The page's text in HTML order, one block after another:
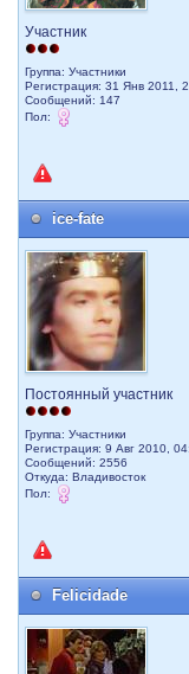
Участник
Группа: Участники
Регистрация: 31 Янв 2011,
Сообщений: 147
Пол:
ice-fate
Постоянный участник
Группа: Участники
Регистрация: 9 Авг 2010,
Сообщений: 2556
Откуда: Владивосток
Пол:
Felicidade